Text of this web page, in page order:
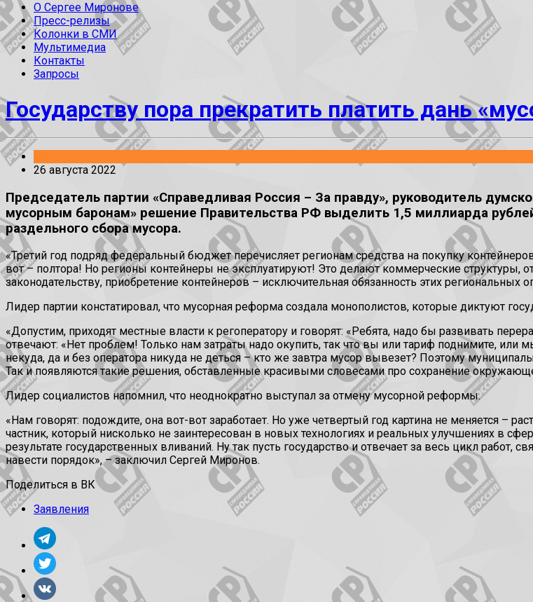
О Сергее Миронове
Пресс-релизы
Колонки в СМИ
Мультимедиа
Контакты
Запросы
Государству пора прекратить платить дань
26 августа 2022
Председатель партии «Справедливая Россия – За правду», руководитель
мусорным баронам» решение Правительства РФ выделить 1,5 миллиарда
раздельного сбора мусора.
«Третий год подряд федеральный бюджет перечисляет регионам средства на покупку
вот – полтора! Но регионы контейнеры не эксплуатируют! Это делают коммерческие
законодательству, приобретение контейнеров – исключительная обязанность этих региональных
Лидер партии констатировал, что мусорная реформа создала монополистов, которые диктуют
«Допустим, приходят местные власти к регоператору и говорят: «Ребята, надо бы развивать
отвечают: «Нет проблем! Только нам затраты надо окупить, так что вы или тариф поднимите,
некуда, да и без оператора никуда не деться – кто же завтра мусор вывезет? Поэтому
Так и появляются такие решения, обставленные красивыми словесами про сохранение
Лидер социалистов напомнил, что неоднократно выступал за отмену мусорной реформы.
«Нам говорят: подождите, она вот-вот заработает. Но уже четвертый год картина не меняется –
частник, который нисколько не заинтересован в новых технологиях и реальных улучшениях в
результате государственных вливаний. Ну так пусть государство и отвечает за весь цикл
навести порядок», – заключил Сергей Миронов.
Поделиться в ВК
Заявления